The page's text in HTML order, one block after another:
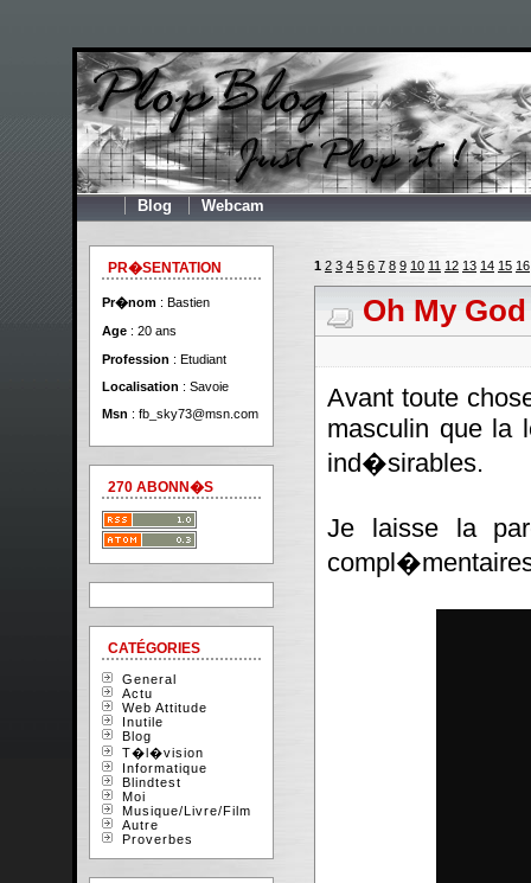
Blog Webcam
1 2 3 4 5 6 7 8 9 10 11 12 13 14 15 16
Oh My
Avant toute
masculin que la
ind�sirables.
Je laisse la
PR�SENTATION
Pr�nom : Bastien
Age : 20 ans
Profession : Etudiant
Localisation : Savoie
Msn : fb_sky73@msn.com
270 ABONN�S
CATÉGORIES
General
Actu
Web Attitude
Inutile
Blog
T�l�vision
Informatique
Blindtest
Moi
Musique/Livre/Film
Autre
Proverbes